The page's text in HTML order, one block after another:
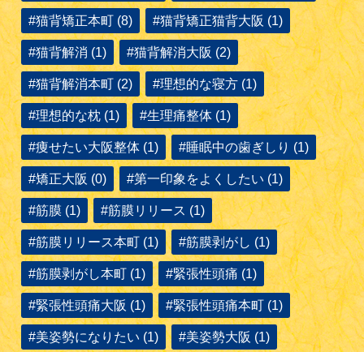
#猫背矯正本町 (8) #猫背矯正猫背大阪 (1)
#猫背解消 (1) #猫背解消大阪 (2)
#猫背解消本町 (2) #理想的な寝方 (1)
#理想的な枕 (1) #生理痛整体 (1)
#痩せたい大阪整体 (1) #睡眠中の歯ぎしり (1)
#矯正大阪 (0) #第一印象をよくしたい (1)
#筋膜 (1) #筋膜リリース (1)
#筋膜リリース本町 (1) #筋膜剥がし (1)
#筋膜剥がし本町 (1) #緊張性頭痛 (1)
#緊張性頭痛大阪 (1) #緊張性頭痛本町 (1)
#美姿勢になりたい (1) #美姿勢大阪 (1)